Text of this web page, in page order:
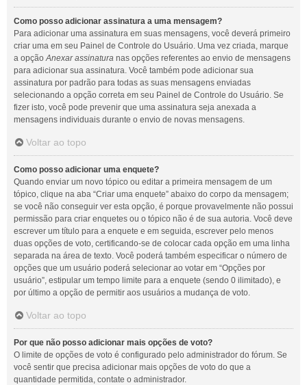
Como posso adicionar assinatura a uma mensagem?
Para adicionar uma assinatura em suas mensagens, você deverá primeiro
criar uma em seu Painel de Controle do Usuário. Uma vez criada, marque
a opçãoAnexar assinatura nas opções referentes ao envio de mensagens
para adicionar sua assinatura. Você também pode adicionar sua
assinatura por padrão para todas as suas mensagens enviadas
selecionando a opção correta em seu Painel de Controle do Usuário. Se
fizer isto, você pode prevenir que uma assinatura seja anexada a
mensagens individuais durante o envio de novas mensagens.
Voltar ao topo
Como posso adicionar uma enquete?
Quando enviar um novo tópico ou editar a primeira mensagem de um
tópico, clique na aba “Criar uma enquete” abaixo do corpo da mensagem;
se você não conseguir ver esta opção, é porque provavelmente não possui
permissão para criar enquetes ou o tópico não é de sua autoria. Você deve
escrever um título para a enquete e em seguida, escrever pelo menos
duas opções de voto, certificando-se de colocar cada opção em uma linha
separada na área de texto. Você poderá também especificar o número de
opções que um usuário poderá selecionar ao votar em “Opções por
usuário”, estipular um tempo limite para a enquete (sendo 0 ilimitado), e
por último a opção de permitir aos usuários a mudança de voto.
Voltar ao topo
Por que não posso adicionar mais opções de voto?
O limite de opções de voto é configurado pelo administrador do fórum. Se
você sentir que precisa adicionar mais opções de voto do que a
quantidade permitida, contate o administrador.